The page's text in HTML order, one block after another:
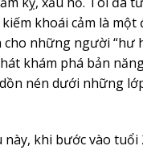
khoái cảm là
những người “hư
khám phá bản
nén dưới những
này, khi bước vào tuổi